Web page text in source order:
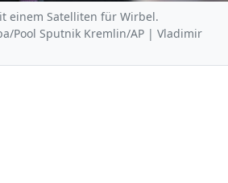
einem Satelliten für Wirbel.
Pool Sputnik Kremlin/AP | Vladimir